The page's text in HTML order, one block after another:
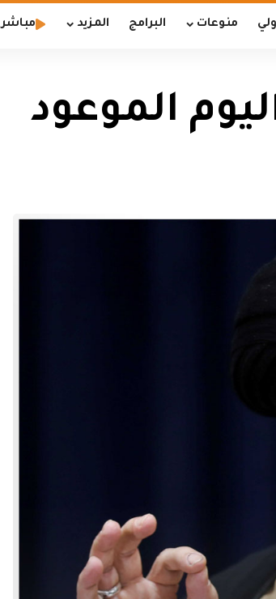
منوعات البرامج المزيد مباشر
الموعود